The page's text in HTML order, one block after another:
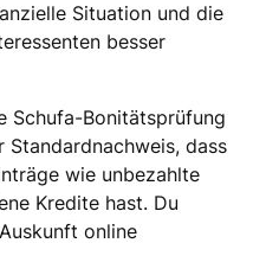
Situation und die
besser
Schufa-Bonitätsprüfung
Standardnachweis, dass
wie unbezahlte
Kredite hast. Du
online